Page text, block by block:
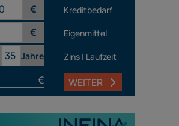
€ Kreditbedarf
€
Eigenmittel
Jahre Zins | Laufzeit
€ WEITER